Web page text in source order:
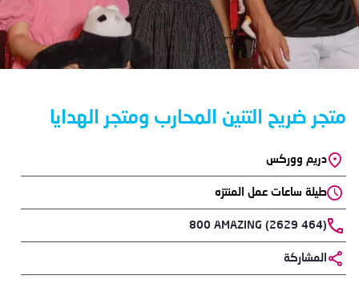
متجر ضريح التنين المحارب ومتجر الهدايا
Location
دريم ووركس
طيلة ساعات عمل المنتزه
Phone
800 AMAZING (2629 464)
المشاركة